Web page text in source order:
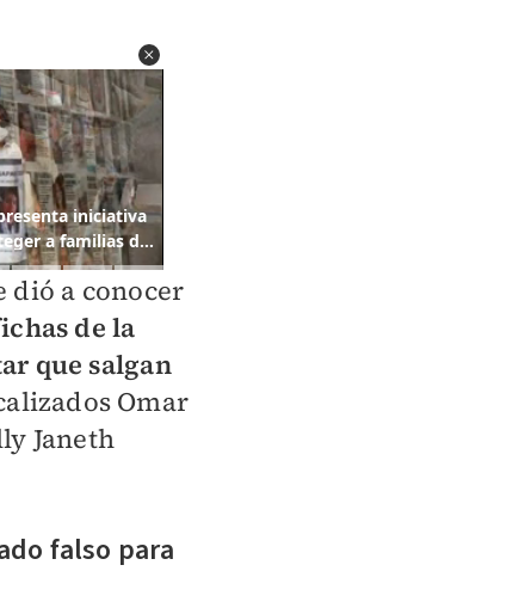
dió a conocer
de la
que salgan
Omar
Janeth
falso para